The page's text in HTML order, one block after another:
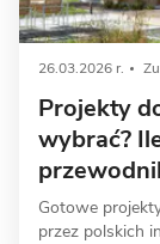
26.03.2026 r.
Projekty
wybrać?
Gotowe
przez polskich